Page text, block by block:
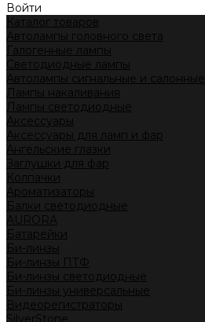
Войти
Каталог товаров
Автолампы головного света
Галогенные лампы
Светодиодные лампы
Автолампы сигнальные и салонные
Лампы накаливания
Лампы светодиодные
Аксессуары
Аксессуары для ламп и фар
Ангельские глазки
Заглушки для фар
Колпачки
Ароматизаторы
Балки светодиодные
AURORA
Батарейки
Би-линзы
Би-линзы ПТФ
Би-линзы светодиодные
Би-линзы универсальные
Видеорегистраторы
SilverStone